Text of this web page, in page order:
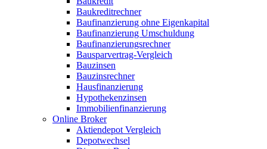
Baukreditrechner
Baufinanzierung ohne Eigenkapital
Baufinanzierung Umschuldung
Baufinanzierungsrechner
Bausparvertrag-Vergleich
Bauzinsen
Bauzinsrechner
Hausfinanzierung
Hypothekenzinsen
Immobilienfinanzierung
Online Broker
Aktiendepot Vergleich
Depotwechsel